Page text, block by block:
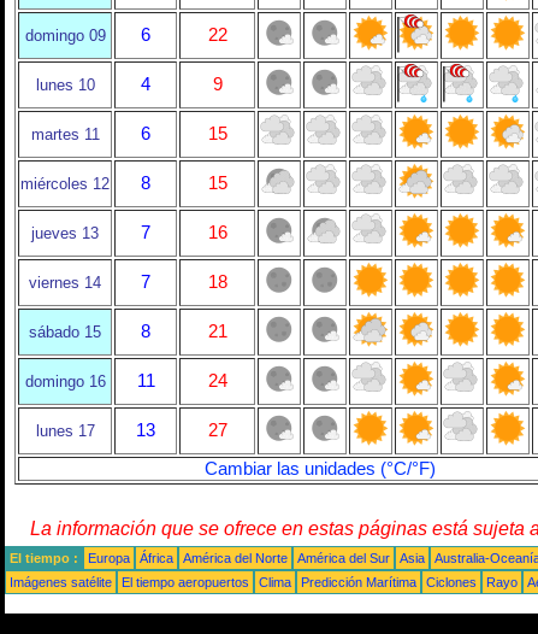
domingo 09 6 22
lunes 10 4 9
martes 11 6 15
miércoles 12 8 15
jueves 13 7 16
viernes 14 7 18
sábado 15 8 21
domingo 16 11 24
lunes 17 13
27
Cambiar las unidades (°C/°F)
La información que se ofrece en estas páginas está sujeta
El tiempo : Europa África América del Norte América del Sur Asia Australia-
Imágenes satélite
El tiempo aeropuertos Clima Predicción Marítima Ciclones Rayo